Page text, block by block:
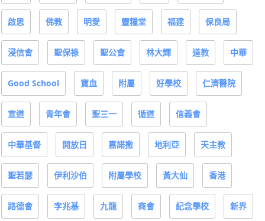
啟思 佛教 明愛 靈糧堂 福建 保良局
浸信會 聖保祿 聖公會 林大輝 道教 中華
Good School 寶血 附屬 好學校 仁濟醫院
宣道 青年會 聖三一 循道 信義會
中華基督 開放日 嘉諾撒 地利亞 天主教
聖若瑟 伊利沙伯 附屬學校 黃大仙 香港
路德會 李兆基 九龍 商會 紀念學校 新界